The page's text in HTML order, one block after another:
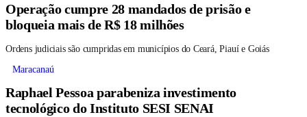
Operação cumpre 28 mandados de prisão e
bloqueia mais de R$ 18 milhões
Ordens judiciais são cumpridas em municípios do Ceará, Piauí e Goiás
Maracanaú
Raphael Pessoa parabeniza investimento
tecnológico do Instituto SESI SENAI